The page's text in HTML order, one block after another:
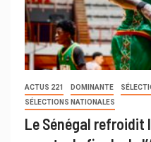
ACTUS 221 DOMINANTE
SÉLECTIONS NATIONALES
Le Sénégal refroidit